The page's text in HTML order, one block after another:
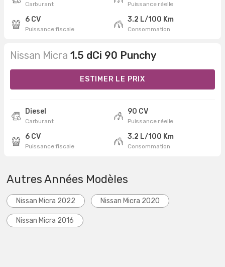
Carburant Puissance réelle
6 CV
Puissance fiscale
3.2 L/100 Km
Consommation
Nissan Micra 1.5 dCi 90 Punchy
ESTIMER LE PRIX
Diesel
Carburant
90 CV
Puissance réelle
6 CV
Puissance fiscale
3.2 L/100 Km
Consommation
Autres Années Modèles
Nissan Micra 2022 Nissan Micra 2020
Nissan Micra 2016